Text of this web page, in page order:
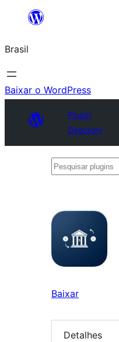
o
conteúdo
Brasil
Baixar o WordPress
Plugin
Directory
Pesquisar
Baixar
Detalhes